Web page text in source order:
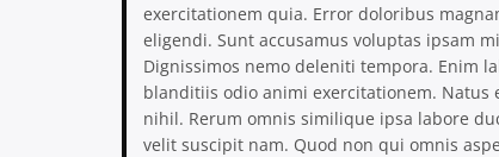
exercitationem quia. Error doloribus
eligendi. Sunt accusamus voluptas ipsam
Dignissimos nemo deleniti tempora. Enim
blanditiis odio animi exercitationem.
nihil. Rerum omnis similique ipsa labore
velit suscipit nam. Quod non qui omnis